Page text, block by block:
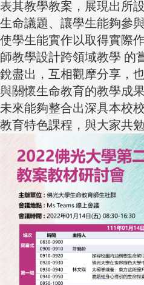
表其教學教案，展現出所
生命議題、讓學生能夠參
使學生能實作以取得實際
師教學設計跨領域教學 的
銳盡出，互相觀摩分享，
與關懷生命教育的教學成
未來能夠整合出深具本校
教育特色課程，與大家共勉